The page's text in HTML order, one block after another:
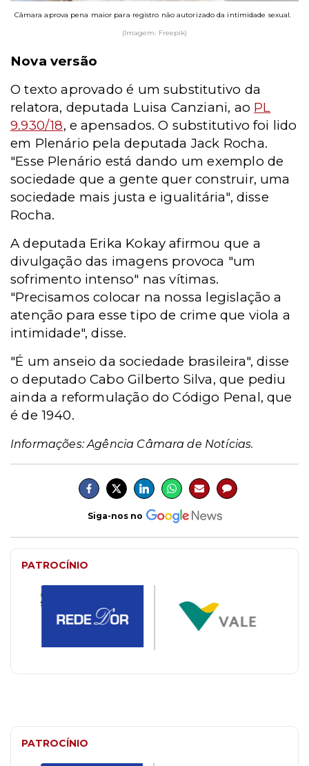
Câmara aprova pena maior para registro não autorizado da intimidade sexual.
(Imagem: Freepik)
Nova versão
O texto aprovado é um substitutivo da
relatora, deputada Luisa Canziani, ao PL
9.930/18, e apensados. O substitutivo foi lido
em Plenário pela deputada Jack Rocha.
"Esse Plenário está dando um exemplo de
sociedade que a gente quer construir, uma
sociedade mais justa e igualitária", disse
Rocha.
A deputada Erika Kokay afirmou que a
divulgação das imagens provoca "um
sofrimento intenso" nas vítimas.
"Precisamos colocar na nossa legislação a
atenção para esse tipo de crime que viola a
intimidade", disse.
"É um anseio da sociedade brasileira", disse
o deputado Cabo Gilberto Silva, que pediu
ainda a reformulação do Código Penal, que
é de 1940.
Informações: Agência Câmara de Notícias.
Siga-nos no
PATROCÍNIO
PATROCÍNIO